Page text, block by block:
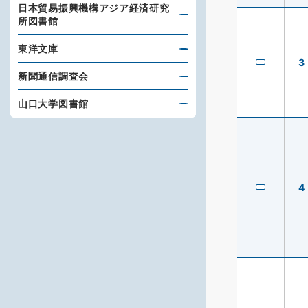
3
4
日本貿易振興機構アジア経済研究
所図書館
東洋文庫
新聞通信調査会
山口大学図書館